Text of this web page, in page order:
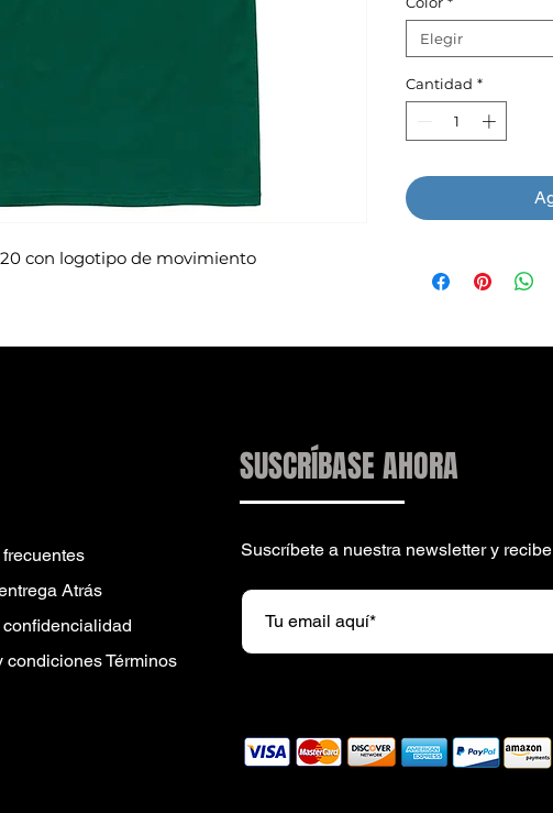
con logotipo de movimiento
Elegir
Cantidad *
Atrás
condiciones Términos
SUSCRÍBASE AHORA
Suscríbete a nuestra newsletter y